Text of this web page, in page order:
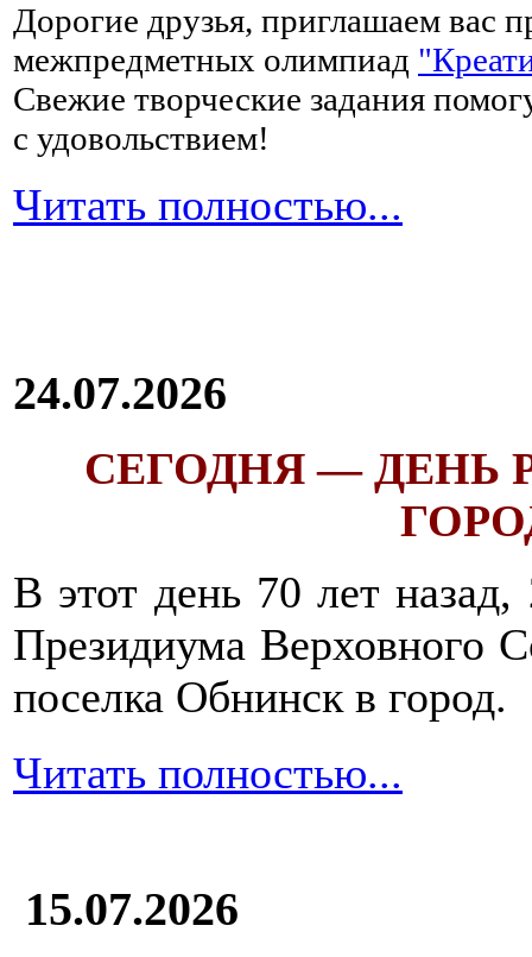
Дорогие друзья, приглашаем вас
межпредметных олимпиад
Свежие творческие задания
с удовольствием!
Читать полностью...
24.07.2026
СЕГОДНЯ — ДЕНЬ
В этот день 70 лет
Президиума Верховного
поселка Обнинск в город.
Читать полностью...
15.07.2026